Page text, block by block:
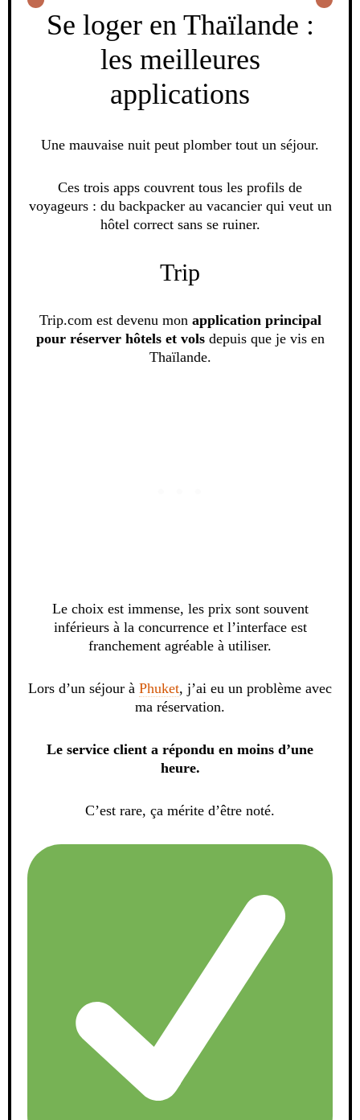
Se loger en Thaïlande :
les meilleures
applications
Une mauvaise nuit peut plomber tout un séjour.
Ces trois apps couvrent tous les profils de
voyageurs : du backpacker au vacancier qui veut un
hôtel correct sans se ruiner.
Trip
Trip.com est devenu mon application principal
pour réserver hôtels et volsdepuis que je vis en
Thaïlande.
Le choix est immense, les prix sont souvent
inférieurs à la concurrence et l’interface est
franchement agréable à utiliser.
Lors d’un séjour à Phuket, j’ai eu un problème avec
ma réservation.
Le service client a répondu en moins d’une
heure.
C’est rare, ça mérite d’être noté.